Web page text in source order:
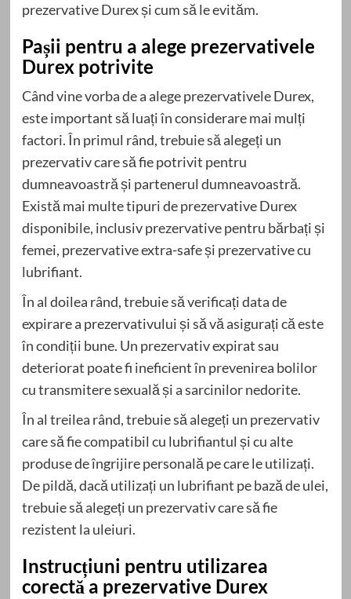
prezervative Durex și cum să le evităm.
Pașii pentru a alege prezervativele
Durex potrivite
Când vine vorba de a alege prezervativele Durex,
este important să luați în considerare mai mulți
factori. În primul rând, trebuie să alegeți un
prezervativ care să fie potrivit pentru
dumneavoastră și partenerul dumneavoastră.
Există mai multe tipuri de prezervative Durex
disponibile, inclusiv prezervative pentru bărbați și
femei, prezervative extra-safe și prezervative cu
lubrifiant.
În al doilea rând, trebuie să verificați data de
expirare a prezervativului și să vă asigurați că este
în condiții bune. Un prezervativ expirat sau
deteriorat poate fi ineficient în prevenirea bolilor
cu transmitere sexuală și a sarcinilor nedorite.
În al treilea rând, trebuie să alegeți un prezervativ
care să fie compatibil cu lubrifiantul și cu alte
produse de îngrijire personală pe care le utilizați.
De pildă, dacă utilizați un lubrifiant pe bază de ulei,
trebuie să alegeți un prezervativ care să fie
rezistent la uleiuri.
Instrucțiuni pentru utilizarea
corectă a prezervative Durex